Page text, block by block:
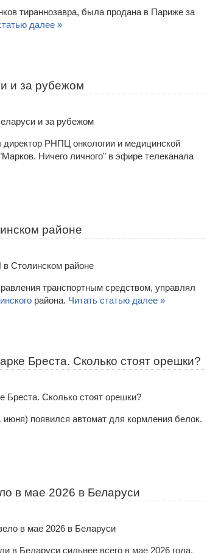
тираннозавра, была продана в Париже за
далее »
и за рубежом
РНПЦ онкологии и медицинской
Ничего личного" в эфире телеканала
районе
транспортным средством, управлял
района. Читать статью далее »
Бреста. Сколько стоят орешки?
появился автомат для кормления белок.
в мае 2026 в Беларуси
в Беларуси сильнее всего в мае 2026 года.